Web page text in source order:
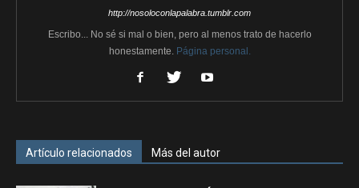
http://nosoloconlapalabra.tumblr.com
Escribo... No sé si mal o bien, pero al menos trato de hacerlo
honestamente. Página personal.
Artículo relacionados Más del autor